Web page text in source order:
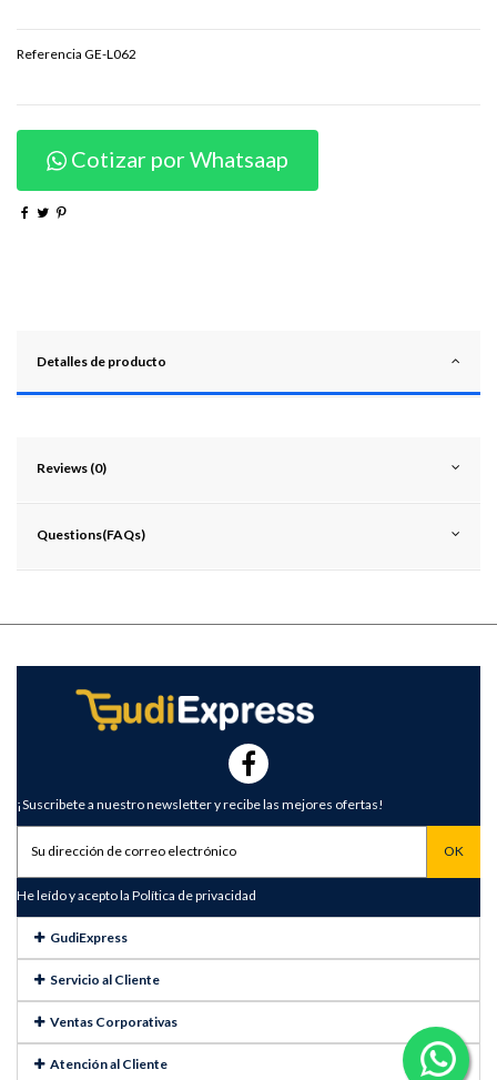
Referencia GE-L062
Cotizar por Whatsaap
Detalles de producto
Reviews (0)
Questions(FAQs)
¡Suscribete a nuestro newsletter y recibe las mejores ofertas!
He leído y acepto la Política de privacidad
GudiExpress
Servicio al Cliente
Ventas Corporativas
Atención al Cliente